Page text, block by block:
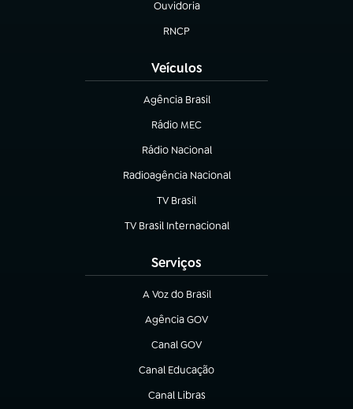
Ouvidoria
(abre em nova aba)
RNCP
(abre em nova aba)
Veículos
Agência Brasil
(abre em nova aba)
Rádio MEC
(abre em nova aba)
Rádio Nacional
Radioagência Nacional
(abre em nova aba)
TV Brasil
(abre em nova aba)
TV Brasil Internacional
(abre em nova aba)
Serviços
A Voz do Brasil
(abre em nova aba)
Agência GOV
(abre em nova aba)
Canal GOV
(abre em nova aba)
Canal Educação
(abre em nova aba)
Canal Libras
(abre em nova aba)